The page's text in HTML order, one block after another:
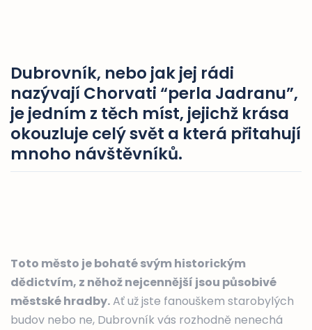
Dubrovník, nebo jak jej rádi
nazývají Chorvati “perla Jadranu”,
je jedním z těch míst, jejichž krása
okouzluje celý svět a která přitahují
mnoho návštěvníků.
Toto město je bohaté svým historickým
dědictvím, z něhož nejcennější jsou působivé
městské hradby.Ať už jste fanouškem starobylých
budov nebo ne, Dubrovník vás rozhodně nenechá